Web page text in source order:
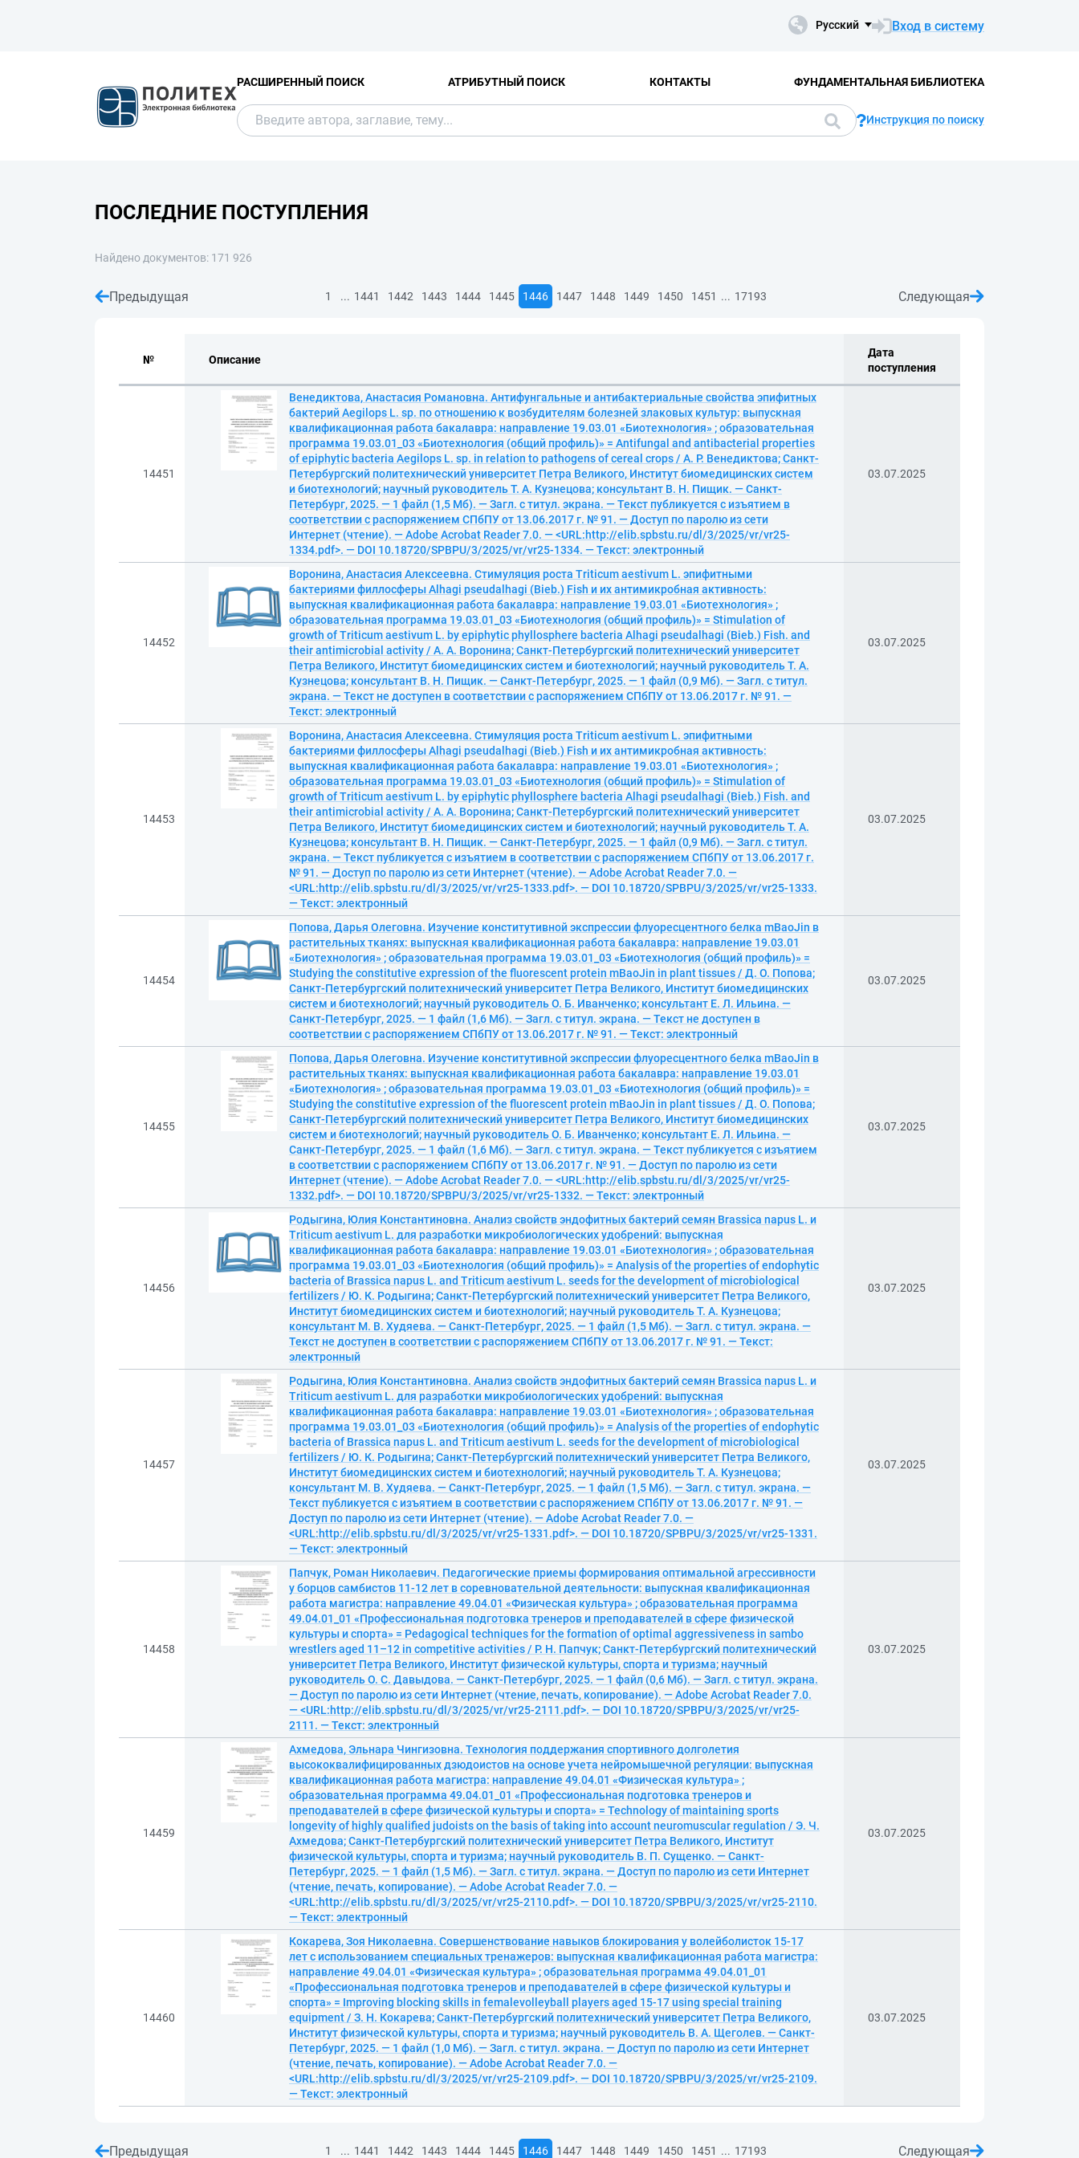
Русский Вход в систему
РАСШИРЕННЫЙ ПОИСК АТРИБУТНЫЙ ПОИСК КОНТАКТЫ ФУНДАМЕНТАЛЬНАЯ БИБЛИОТЕКА
Инструкция по поиску
ПОСЛЕДНИЕ ПОСТУПЛЕНИЯ
Найдено документов: 171 926
Предыдущая 1 ... 1441 1442 1443 1444 1445 1446 1447 1448 1449 1450 1451 ... 17193 Следующая
№ Описание
Дата
поступления
14451
Венедиктова, Анастасия Романовна. Антифунгальные и антибактериальные свойства эпифитных
бактерий Aegilops L. sp. по отношению к возбудителям болезней злаковых культур: выпускная
квалификационная работа бакалавра: направление 19.03.01 «Биотехнология» ; образовательная
программа 19.03.01_03 «Биотехнология (общий профиль)» = Antifungal and antibacterial properties
of epiphytic bacteria Aegilops L. sp. in relation to pathogens of cereal crops / А. Р. Венедиктова; Санкт-
Петербургский политехнический университет Петра Великого, Институт биомедицинских систем
и биотехнологий; научный руководитель Т. А. Кузнецова; консультант В. Н. Пищик. — Санкт-
Петербург, 2025. — 1 файл (1,5 Мб). — Загл. с титул. экрана. — Текст публикуется с изъятием в
соответствии с распоряжением СПбПУ от 13.06.2017 г. № 91. — Доступ по паролю из сети
Интернет (чтение). — Adobe Acrobat Reader 7.0. — <URL:http://elib.spbstu.ru/dl/3/2025/vr/vr25-
1334.pdf>. — DOI 10.18720/SPBPU/3/2025/vr/vr25-1334. — Текст: электронный
03.07.2025
14452
Воронина, Анастасия Алексеевна. Стимуляция роста Triticum aestivum L. эпифитными
бактериями филлосферы Alhagi pseudalhagi (Bieb.) Fish и их антимикробная активность:
выпускная квалификационная работа бакалавра: направление 19.03.01 «Биотехнология» ;
образовательная программа 19.03.01_03 «Биотехнология (общий профиль)» = Stimulation of
growth of Triticum aestivum L. by epiphytic phyllosphere bacteria Alhagi pseudalhagi (Bieb.) Fish. and
their antimicrobial activity / А. А. Воронина; Санкт-Петербургский политехнический университет
Петра Великого, Институт биомедицинских систем и биотехнологий; научный руководитель Т. А.
Кузнецова; консультант В. Н. Пищик. — Санкт-Петербург, 2025. — 1 файл (0,9 Мб). — Загл. с титул.
экрана. — Текст не доступен в соответствии с распоряжением СПбПУ от 13.06.2017 г. № 91. —
Текст: электронный
03.07.2025
14453
Воронина, Анастасия Алексеевна. Стимуляция роста Triticum aestivum L. эпифитными
бактериями филлосферы Alhagi pseudalhagi (Bieb.) Fish и их антимикробная активность:
выпускная квалификационная работа бакалавра: направление 19.03.01 «Биотехнология» ;
образовательная программа 19.03.01_03 «Биотехнология (общий профиль)» = Stimulation of
growth of Triticum aestivum L. by epiphytic phyllosphere bacteria Alhagi pseudalhagi (Bieb.) Fish. and
their antimicrobial activity / А. А. Воронина; Санкт-Петербургский политехнический университет
Петра Великого, Институт биомедицинских систем и биотехнологий; научный руководитель Т. А.
Кузнецова; консультант В. Н. Пищик. — Санкт-Петербург, 2025. — 1 файл (0,9 Мб). — Загл. с титул.
экрана. — Текст публикуется с изъятием в соответствии с распоряжением СПбПУ от 13.06.2017 г.
№ 91. — Доступ по паролю из сети Интернет (чтение). — Adobe Acrobat Reader 7.0. —
<URL:http://elib.spbstu.ru/dl/3/2025/vr/vr25-1333.pdf>. — DOI 10.18720/SPBPU/3/2025/vr/vr25-1333.
— Текст: электронный
03.07.2025
14454
Попова, Дарья Олеговна. Изучение конститутивной экспрессии флуоресцентного белка mBaoJin в
растительных тканях: выпускная квалификационная работа бакалавра: направление 19.03.01
«Биотехнология» ; образовательная программа 19.03.01_03 «Биотехнология (общий профиль)» =
Studying the constitutive expression of the fluorescent protein mBaoJin in plant tissues / Д. О. Попова;
Санкт-Петербургский политехнический университет Петра Великого, Институт биомедицинских
систем и биотехнологий; научный руководитель О. Б. Иванченко; консультант Е. Л. Ильина. —
Санкт-Петербург, 2025. — 1 файл (1,6 Мб). — Загл. с титул. экрана. — Текст не доступен в
соответствии с распоряжением СПбПУ от 13.06.2017 г. № 91. — Текст: электронный
03.07.2025
14455
Попова, Дарья Олеговна. Изучение конститутивной экспрессии флуоресцентного белка mBaoJin в
растительных тканях: выпускная квалификационная работа бакалавра: направление 19.03.01
«Биотехнология» ; образовательная программа 19.03.01_03 «Биотехнология (общий профиль)» =
Studying the constitutive expression of the fluorescent protein mBaoJin in plant tissues / Д. О. Попова;
Санкт-Петербургский политехнический университет Петра Великого, Институт биомедицинских
систем и биотехнологий; научный руководитель О. Б. Иванченко; консультант Е. Л. Ильина. —
Санкт-Петербург, 2025. — 1 файл (1,6 Мб). — Загл. с титул. экрана. — Текст публикуется с изъятием
в соответствии с распоряжением СПбПУ от 13.06.2017 г. № 91. — Доступ по паролю из сети
Интернет (чтение). — Adobe Acrobat Reader 7.0. — <URL:http://elib.spbstu.ru/dl/3/2025/vr/vr25-
1332.pdf>. — DOI 10.18720/SPBPU/3/2025/vr/vr25-1332. — Текст: электронный
03.07.2025
14456
Родыгина, Юлия Константиновна. Анализ свойств эндофитных бактерий семян Brassica napus L. и
Triticum aestivum L. для разработки микробиологических удобрений: выпускная
квалификационная работа бакалавра: направление 19.03.01 «Биотехнология» ; образовательная
программа 19.03.01_03 «Биотехнология (общий профиль)» = Analysis of the properties of endophytic
bacteria of Brassica napus L. and Triticum aestivum L. seeds for the development of microbiological
fertilizers / Ю. К. Родыгина; Санкт-Петербургский политехнический университет Петра Великого,
Институт биомедицинских систем и биотехнологий; научный руководитель Т. А. Кузнецова;
консультант М. В. Худяева. — Санкт-Петербург, 2025. — 1 файл (1,5 Мб). — Загл. с титул. экрана. —
Текст не доступен в соответствии с распоряжением СПбПУ от 13.06.2017 г. № 91. — Текст:
электронный
03.07.2025
14457
Родыгина, Юлия Константиновна. Анализ свойств эндофитных бактерий семян Brassica napus L. и
Triticum aestivum L. для разработки микробиологических удобрений: выпускная
квалификационная работа бакалавра: направление 19.03.01 «Биотехнология» ; образовательная
программа 19.03.01_03 «Биотехнология (общий профиль)» = Analysis of the properties of endophytic
bacteria of Brassica napus L. and Triticum aestivum L. seeds for the development of microbiological
fertilizers / Ю. К. Родыгина; Санкт-Петербургский политехнический университет Петра Великого,
Институт биомедицинских систем и биотехнологий; научный руководитель Т. А. Кузнецова;
консультант М. В. Худяева. — Санкт-Петербург, 2025. — 1 файл (1,5 Мб). — Загл. с титул. экрана. —
Текст публикуется с изъятием в соответствии с распоряжением СПбПУ от 13.06.2017 г. № 91. —
Доступ по паролю из сети Интернет (чтение). — Adobe Acrobat Reader 7.0. —
<URL:http://elib.spbstu.ru/dl/3/2025/vr/vr25-1331.pdf>. — DOI 10.18720/SPBPU/3/2025/vr/vr25-1331.
— Текст: электронный
03.07.2025
14458
Папчук, Роман Николаевич. Педагогические приемы формирования оптимальной агрессивности
у борцов самбистов 11-12 лет в соревновательной деятельности: выпускная квалификационная
работа магистра: направление 49.04.01 «Физическая культура» ; образовательная программа
49.04.01_01 «Профессиональная подготовка тренеров и преподавателей в сфере физической
культуры и спорта» = Pedagogical techniques for the formation of optimal aggressiveness in sambo
wrestlers aged 11–12 in competitive activities / Р. Н. Папчук; Санкт-Петербургский политехнический
университет Петра Великого, Институт физической культуры, спорта и туризма; научный
руководитель О. С. Давыдова. — Санкт-Петербург, 2025. — 1 файл (0,6 Мб). — Загл. с титул. экрана.
— Доступ по паролю из сети Интернет (чтение, печать, копирование). — Adobe Acrobat Reader 7.0.
— <URL:http://elib.spbstu.ru/dl/3/2025/vr/vr25-2111.pdf>. — DOI 10.18720/SPBPU/3/2025/vr/vr25-
2111. — Текст: электронный
03.07.2025
14459
Ахмедова, Эльнара Чингизовна. Технология поддержания спортивного долголетия
высококвалифицированных дзюдоистов на основе учета нейромышечной регуляции: выпускная
квалификационная работа магистра: направление 49.04.01 «Физическая культура» ;
образовательная программа 49.04.01_01 «Профессиональная подготовка тренеров и
преподавателей в сфере физической культуры и спорта» = Technology of maintaining sports
longevity of highly qualified judoists on the basis of taking into account neuromuscular regulation / Э. Ч.
Ахмедова; Санкт-Петербургский политехнический университет Петра Великого, Институт
физической культуры, спорта и туризма; научный руководитель В. П. Сущенко. — Санкт-
Петербург, 2025. — 1 файл (1,5 Мб). — Загл. с титул. экрана. — Доступ по паролю из сети Интернет
(чтение, печать, копирование). — Adobe Acrobat Reader 7.0. —
<URL:http://elib.spbstu.ru/dl/3/2025/vr/vr25-2110.pdf>. — DOI 10.18720/SPBPU/3/2025/vr/vr25-2110.
— Текст: электронный
03.07.2025
14460
Кокарева, Зоя Николаевна. Совершенствование навыков блокирования у волейболисток 15-17
лет с использованием специальных тренажеров: выпускная квалификационная работа магистра:
направление 49.04.01 «Физическая культура» ; образовательная программа 49.04.01_01
«Профессиональная подготовка тренеров и преподавателей в сфере физической культуры и
спорта» = Improving blocking skills in femalevolleyball players aged 15-17 using special training
equipment / З. Н. Кокарева; Санкт-Петербургский политехнический университет Петра Великого,
Институт физической культуры, спорта и туризма; научный руководитель В. А. Щеголев. — Санкт-
Петербург, 2025. — 1 файл (1,0 Мб). — Загл. с титул. экрана. — Доступ по паролю из сети Интернет
(чтение, печать, копирование). — Adobe Acrobat Reader 7.0. —
<URL:http://elib.spbstu.ru/dl/3/2025/vr/vr25-2109.pdf>. — DOI 10.18720/SPBPU/3/2025/vr/vr25-2109.
— Текст: электронный
03.07.2025
Предыдущая 1 ... 1441 1442 1443 1444 1445 1446 1447 1448 1449 1450 1451 ... 17193 Следующая